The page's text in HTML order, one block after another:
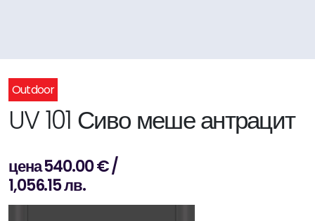
Outdoor
UV 101 Сиво меше антрацит
цена 540.00 € /
1,056.15 лв.